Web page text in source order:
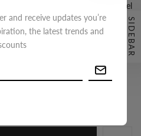
Maattabel
SIDEBAR
and receive updates you’re
the latest trends and